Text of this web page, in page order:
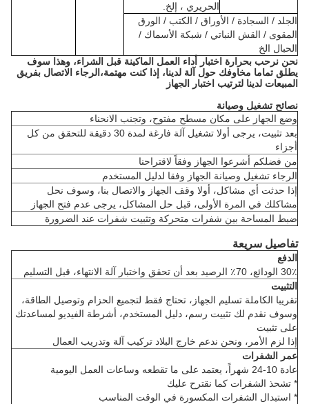
الحريري ، إلخ.
الجلد / السجادة / الأوراق / الكتب / الورق
المقوى / القش النباتي / شبكة الأسماك /
الحبال الخ
نحن نرحب بحرارة اختبار أداء العمل الماكينة قبل الشراء، وهذا سوف
يطلق تماما مخاوفك حول آلة لدينا، إذا كنت مهتمة،الرجاء الاتصال بفريق
المبيعات لدينا لترتيب اختبار الجهاز
نصائح تشغيل وصيانة
وضع الجهاز على مكان مسطح مفتوح، وتجنب الانحناء
بعد تثبيت، يرجى أولا تشغيل آلة فارغة لمدة 30 دقيقة للتحقق من كل
أجزاء
من فضلكم أشرعوا الجهاز وفقاً لاقتراحنا
الرجاء تشغيل وصيانة الجهاز وفقا لدليل المستخدم
إذا حدثت أي مشاكل، أولا وقف الجهاز والاتصال بنا، وسوف نحل
مشاكلك في المرة الأولى، قبل حل المشاكل، يرجى عدم فتح الجهاز
ضبط المساحة بين شفرات متحركة وتثبيت شفرات عند الضرورة
تفاصيل سريعة
الدفع
30٪ الودائع، 70٪ الرصيد بعد أن تحقق واختبار آلة الانتهاء، قبل التسليم
التثبيت
تقريبا الكاملة تسليم الجهاز، تحتاج فقط لتجميع الحزام وتوصيل الطاقة،
وسوف نقدم لك تثبيت رسم، دليل المستخدم، أشرطة الفيديو لمساعدتك
على تثبيت
إذا لزم الأمر، ونحن ندعم خارج البلاد تركيب آلة وتدريب العمال
عمر الشفرات
عادة 10-24 شهراً، يعتمد على ما تقطعه وساعات العمل اليومية
* تشحذ الشفرات كما نقترح عليك
* استبدال الشفرات المكسورة في الوقت المناسب